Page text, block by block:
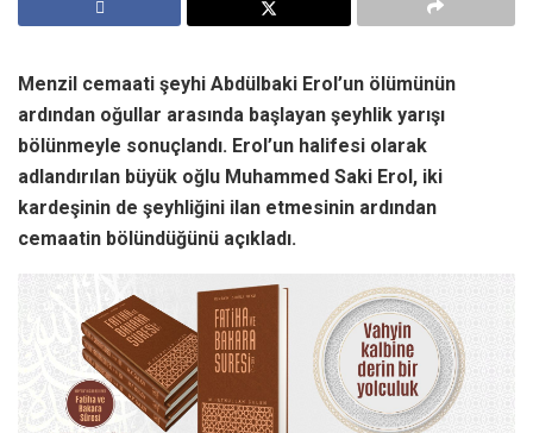
Menzil cemaati şeyhi Abdülbaki Erol’un ölümünün
ardından oğullar arasında başlayan şeyhlik yarışı
bölünmeyle sonuçlandı. Erol’un halifesi olarak
adlandırılan büyük oğlu Muhammed Saki Erol, iki
kardeşinin de şeyhliğini ilan etmesinin ardından
cemaatin bölündüğünü açıkladı.